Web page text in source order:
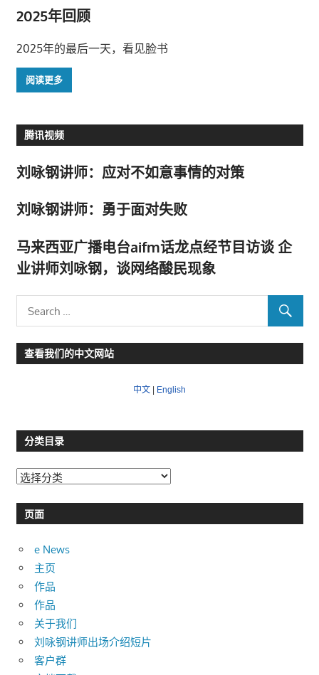
2025年回顾
2025年的最后一天，看见脸书
阅读更多
腾讯视频
刘咏钢讲师：应对不如意事情的对策
刘咏钢讲师：勇于面对失败
马来西亚广播电台aifm话龙点经节目访谈 企
业讲师刘咏钢，谈网络酸民现象
查看我们的中文网站
中文 English
分类目录
分
目页面
e News
主页
作品
作品
关于我们
刘咏钢讲师出场介绍短片
客户群